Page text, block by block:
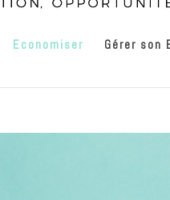
Economiser Gérer son